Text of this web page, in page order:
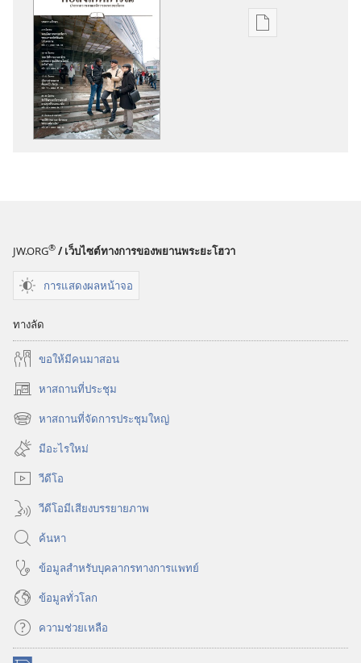
ตัว
JW.ORG® / เว็บไซต์ทางการของพยานพระยะโฮวา
การแสดงผลหน้าจอ
ทางลัด
ขอ​ให้​มี​คน​มา​สอน
หาสถานที่ประชุม
(เปิด
หน้าต่างหาสถานที่จัดการประชุมใหญ่
(เปิด
หน้าต่าง
ใหม่)
มีอะไรใหม่
วีดีโอ
วีดีโอมีเสียงบรรยายภาพ
ค้นหา
ข้อมูล​สำหรับ​บุคลากร​ทาง​การ​แพทย์
ข้อมูล​ทั่ว​โลก
ความช่วยเหลือ